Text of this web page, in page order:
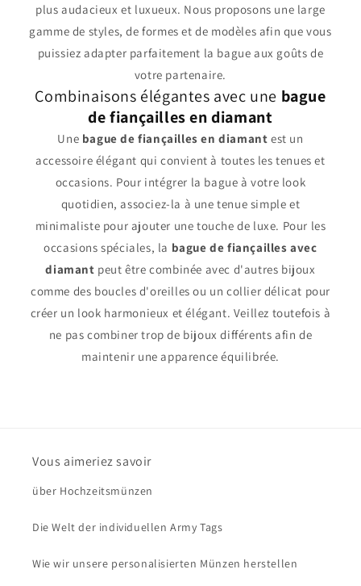
plus audacieux et luxueux. Nous proposons une large
gamme de styles, de formes et de modèles afin que vous
puissiez adapter parfaitement la bague aux goûts de
votre partenaire.
Combinaisons élégantes avec une bague
de fiançailles en diamant
Une bague de fiançailles en diamant est un
accessoire élégant qui convient à toutes les tenues et
occasions. Pour intégrer la bague à votre look
quotidien, associez-la à une tenue simple et
minimaliste pour ajouter une touche de luxe. Pour les
occasions spéciales, la bague de fiançailles avec
diamant peut être combinée avec d'autres bijoux
comme des boucles d'oreilles ou un collier délicat pour
créer un look harmonieux et élégant. Veillez toutefois à
ne pas combiner trop de bijoux différents afin de
maintenir une apparence équilibrée.
Vous aimeriez savoir
über Hochzeitsmünzen
Die Welt der individuellen Army Tags
Wie wir unsere personalisierten Münzen herstellen